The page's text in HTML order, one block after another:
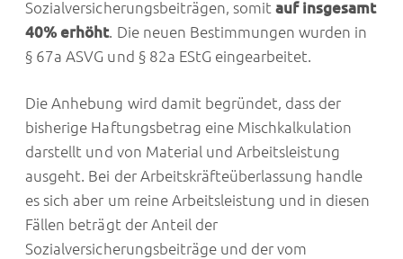
Sozialversicherungsbeiträgen, somit auf insgesamt
40% erhöht. Die neuen Bestimmungen wurden in
§ 67a ASVG und § 82a EStG eingearbeitet.
Die Anhebung wird damit begründet, dass der
bisherige Haftungsbetrag eine Mischkalkulation
darstellt und von Material und Arbeitsleistung
ausgeht. Bei der Arbeitskräfteüberlassung handle
es sich aber um reine Arbeitsleistung und in diesen
Fällen beträgt der Anteil der
Sozialversicherungsbeiträge und der vom